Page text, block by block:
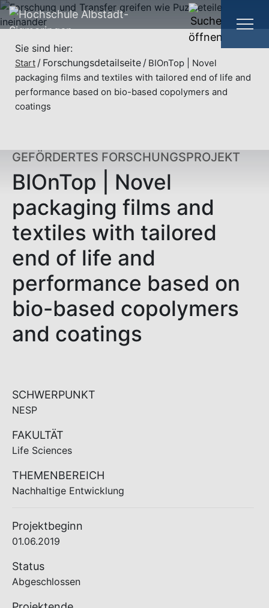
Sie sind hier:
Start Forschungsdetailseite
BIOnTop | Novel
packaging films and textiles with tailored end of life and
performance based on bio-based copolymers and
coatings
GEFÖRDERTES FORSCHUNGSPROJEKT
BIOnTop | Novel
packaging films and
textiles with tailored
end of life and
performance based on
bio-based copolymers
and coatings
SCHWERPUNKT
NESP
FAKULTÄT
Life Sciences
THEMENBEREICH
Nachhaltige Entwicklung
Projektbeginn
01.06.2019
Status
Abgeschlossen